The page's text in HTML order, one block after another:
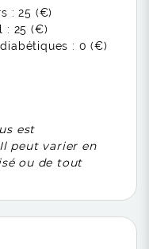
:25 (€)
: 25 (€)
: 0 (€)
est
peut varier en
ou de tout